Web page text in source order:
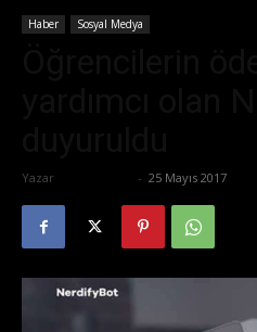
Haber Sosyal Medya
Yazar - 25 Mayıs 2017